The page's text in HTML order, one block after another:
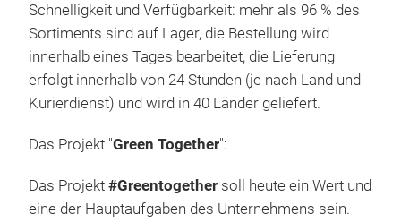
Schnelligkeit und Verfügbarkeit: mehr als 96 % des
Sortiments sind auf Lager, die Bestellung wird
innerhalb eines Tages bearbeitet, die Lieferung
erfolgt innerhalb von 24 Stunden (je nach Land und
Kurierdienst) und wird in 40 Länder geliefert.
Das Projekt "Green Together":
Das Projekt #Greentogether soll heute ein Wert und
eine der Hauptaufgaben des Unternehmens sein.